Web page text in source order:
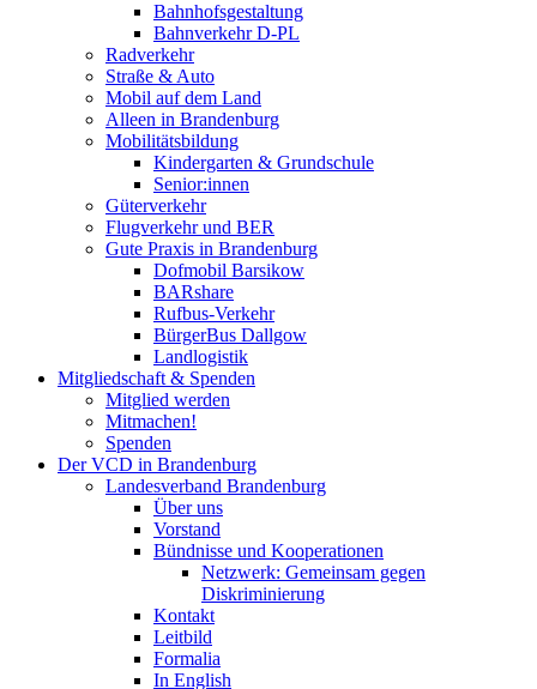
Bahnhofsgestaltung
Bahnverkehr D-PL
Radverkehr
Straße & Auto
Mobil auf dem Land
Alleen in Brandenburg
Mobilitätsbildung
Kindergarten & Grundschule
Senior:innen
Güterverkehr
Flugverkehr und BER
Gute Praxis in Brandenburg
Dofmobil Barsikow
BARshare
Rufbus-Verkehr
BürgerBus Dallgow
Landlogistik
Mitgliedschaft & Spenden
Mitglied werden
Mitmachen!
Spenden
Der VCD in Brandenburg
Landesverband Brandenburg
Über uns
Vorstand
Bündnisse und Kooperationen
Netzwerk: Gemeinsam gegen
Diskriminierung
Kontakt
Leitbild
Formalia
In English